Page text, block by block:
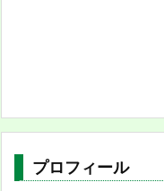
プロフィール